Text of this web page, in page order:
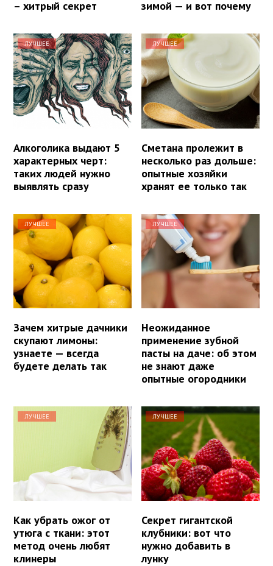
– хитрый секрет
зимой — и вот почему
ЛУЧШЕЕ
Алкоголика выдают 5
характерных черт:
таких людей нужно
выявлять сразу
ЛУЧШЕЕ
Сметана пролежит в
несколько раз дольше:
опытные хозяйки
хранят ее только так
ЛУЧШЕЕ
Зачем хитрые дачники
скупают лимоны:
узнаете — всегда
будете делать так
ЛУЧШЕЕ
Неожиданное
применение зубной
пасты на даче: об этом
не знают даже
опытные огородники
ЛУЧШЕЕ
Как убрать ожог от
утюга с ткани: этот
метод очень любят
клинеры
ЛУЧШЕЕ
Секрет гигантской
клубники: вот что
нужно добавить в
лунку